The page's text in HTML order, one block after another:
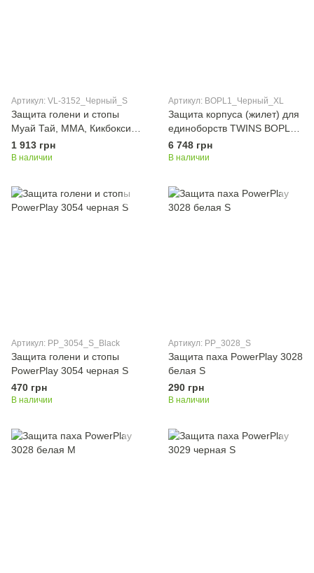
Артикул: VL-3152_Черный_S
Защита голени и стопы
Муай Тай, ММА, Кикбоксинг
кожаная Zelart VL-3152
Черный S
1 913 грн
В наличии
Артикул: BOPL1_Черный_XL
Защита корпуса (жилет) для
единоборств TWINS BOPL1
Черный XL
6 748 грн
В наличии
Артикул: PP_3054_S_Black
Защита голени и стопы
PowerPlay 3054 черная S
470 грн
В наличии
Артикул: PP_3028_S
Защита паха PowerPlay 3028
белая S
290 грн
В наличии